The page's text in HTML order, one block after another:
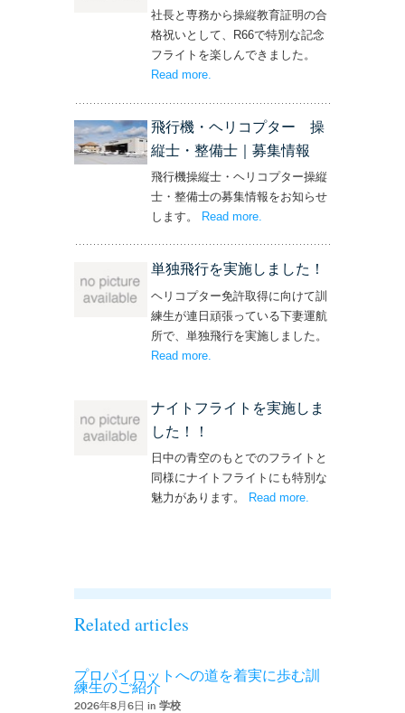
社長と専務から操縦教育証明の合
格祝いとして、R66で特別な記念
フライトを楽しんできました。
Read more
飛行機・ヘリコプター 操
縦士・整備士｜募集情報
飛行機操縦士・ヘリコプター操縦
士・整備士の募集情報をお知らせ
します。
Read more– ‘飛行機・ヘリコプター
.
単独飛行を実施しました！
ヘリコプター免許取得に向けて訓
練生が連日頑張っている下妻運航
所で、単独飛行を実施しました。
Read more
ナイトフライトを実施しま
した！！
日中の青空のもとでのフライトと
同様にナイトフライトにも特別な
魅力があります。
Read more– ‘ナイトフライト
.
Related articles
プロパイロットへの道を着実に歩む訓
練生のご紹介
2026年8月6日 in 学校